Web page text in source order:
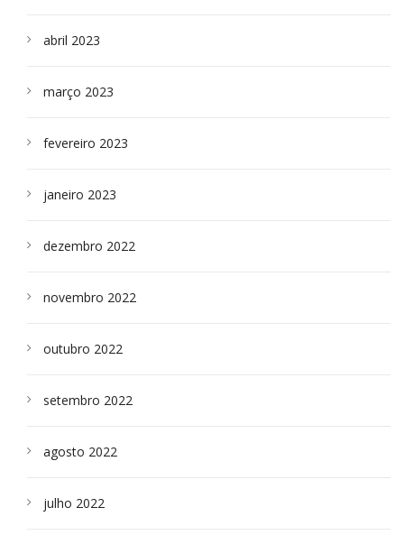
abril 2023
março 2023
fevereiro 2023
janeiro 2023
dezembro 2022
novembro 2022
outubro 2022
setembro 2022
agosto 2022
julho 2022